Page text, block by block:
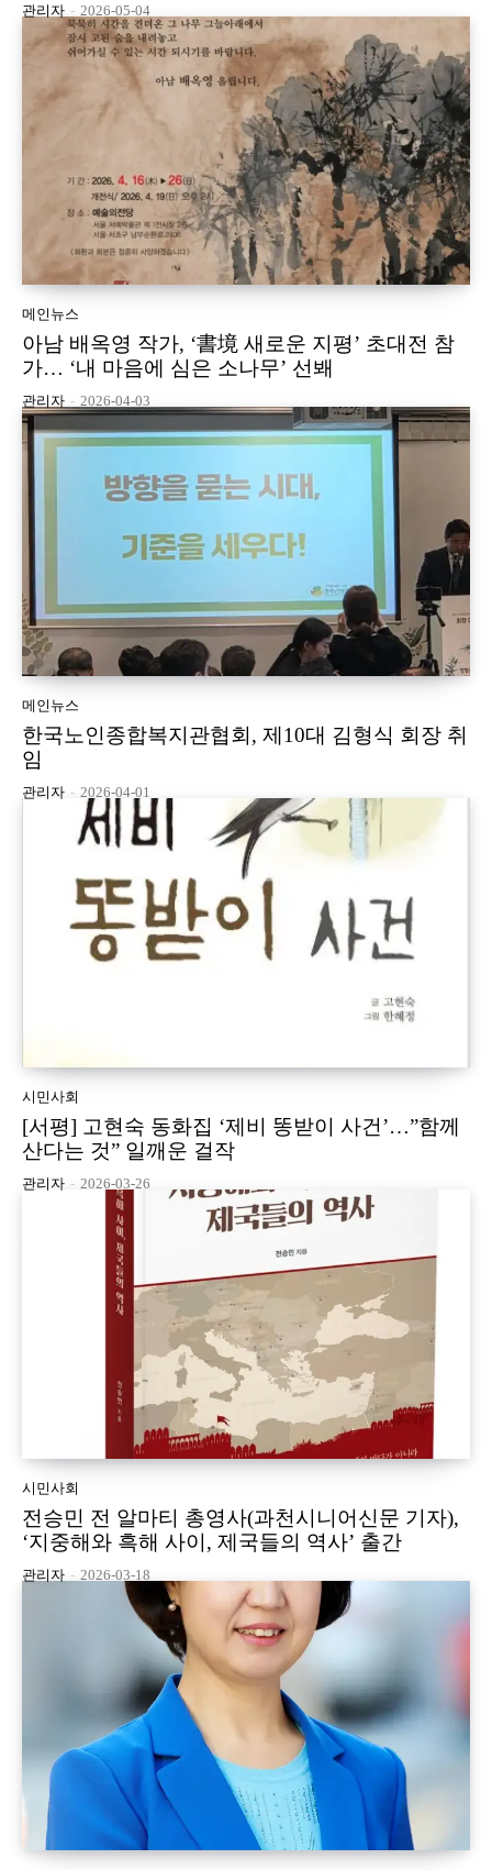
관리자 - 2026-05-04
메인뉴스
아남 배옥영 작가, ‘書境 새로운 지평’ 초대전 참
가… ‘내 마음에 심은 소나무’ 선봬
관리자 - 2026-04-03
메인뉴스
한국노인종합복지관협회, 제10대 김형식 회장 취
임
관리자 - 2026-04-01
시민사회
[서평] 고현숙 동화집 ‘제비 똥받이 사건’…”함께
산다는 것” 일깨운 걸작
관리자 - 2026-03-26
시민사회
전승민 전 알마티 총영사(과천시니어신문 기자),
‘지중해와 흑해 사이, 제국들의 역사’ 출간
관리자 - 2026-03-18